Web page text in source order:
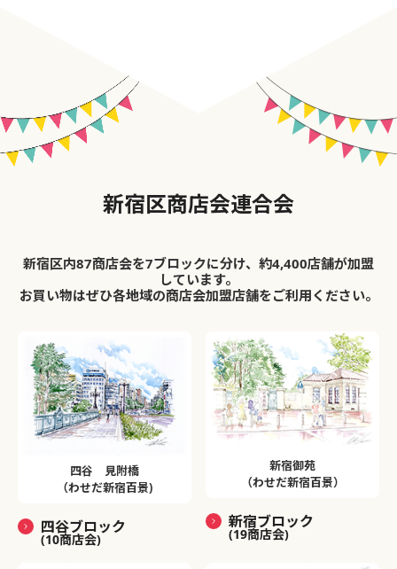
新宿区商店会連合会
新宿区内87商店会を7ブロックに分け、約4,400店舗が加盟
しています。
お買い物はぜひ各地域の商店会加盟店舗をご利用ください。
四谷 見附橋
（わせだ新宿百景)
四谷ブロック
(10商店会)
新宿御苑
（わせだ新宿百景）
新宿ブロック
(19商店会)